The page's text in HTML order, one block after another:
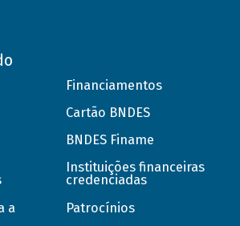
a
Financiamentos
Cartão BNDES
BNDES Finame
Instituições financeiras
credenciadas
Patrocínios